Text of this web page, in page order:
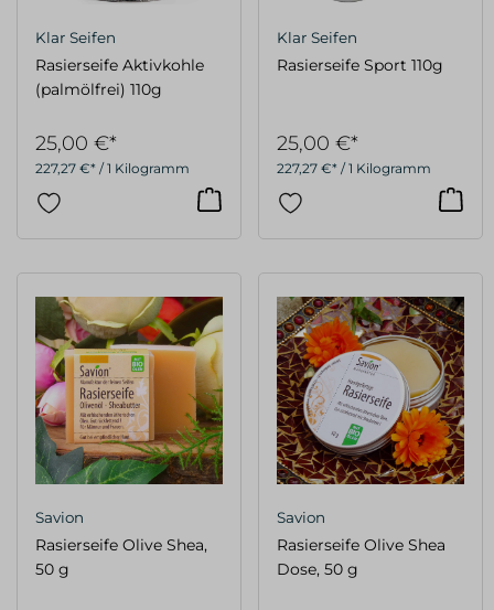
Klar Seifen
Rasierseife Aktivkohle
(palmölfrei) 110g
227,27 €* / 1 Kilogramm
25,00 €*
Klar Seifen
Rasierseife Sport 110g
227,27 €* / 1 Kilogramm
25,00 €*
Savion
Rasierseife Olive Shea,
50 g
Savion
Rasierseife Olive Shea
Dose, 50 g